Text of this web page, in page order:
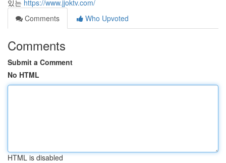
있는 https://www.jjoktv.com/
Comments
Who Upvoted
Comments
Submit a Comment
No HTML
HTML is disabled